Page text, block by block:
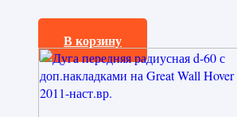
25440,0₽
В корзину